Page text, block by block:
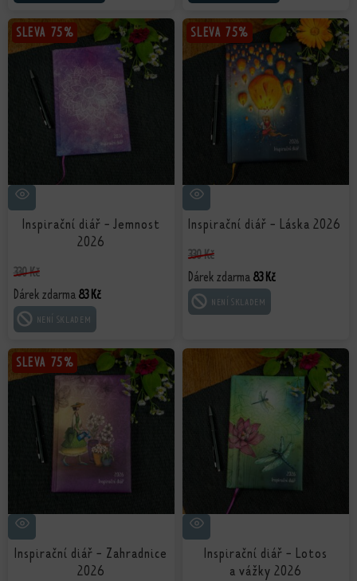
SLEVA 75%
Inspirační diář - Jemnost
2026
330Kč
Dárek zdarma 83Kč
SLEVA 75%
ČTĚTE VÍCE
SLEVA 75%
Inspirační diář - Láska 2026
330Kč
Dárek zdarma 83Kč
SLEVA 75%
ČTĚTE VÍCE
SLEVA 75%
Inspirační diář - Zahradnice
2026
SLEVA 75%
Inspirační diář - Lotos
a vážky 2026